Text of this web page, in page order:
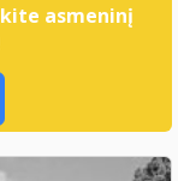
asmeninį